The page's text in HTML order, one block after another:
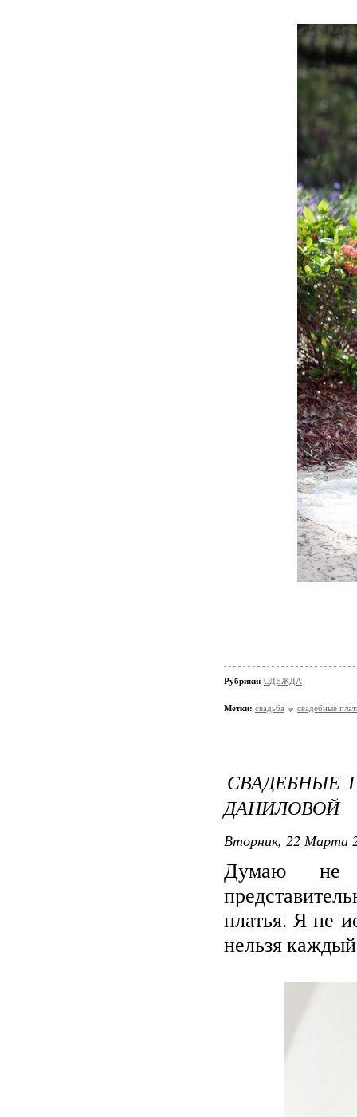
Рубрики: ОДЕЖДА
Метки: свадьба свадебные
СВАДЕБНЫЕ
ДАНИЛОВОЙ
Вторник, 22 Марта
Думаю не
платья. Я не
нельзя